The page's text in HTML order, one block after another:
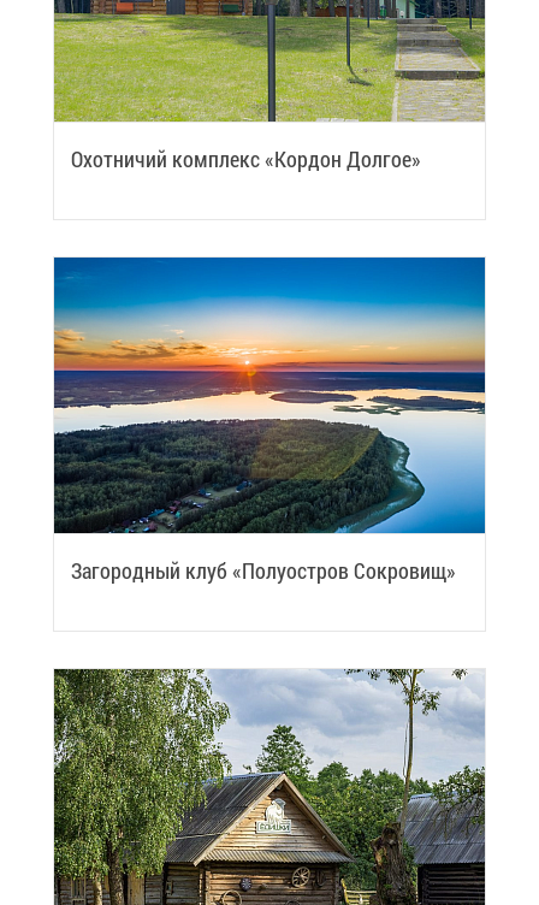
Охот­ни­чий ком­плекс «Кор­дон Дол­гое»
За­го­род­ный клуб «По­лу­ост­ров Со­кро­вищ»